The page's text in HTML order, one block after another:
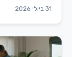
31 ביולי 2026